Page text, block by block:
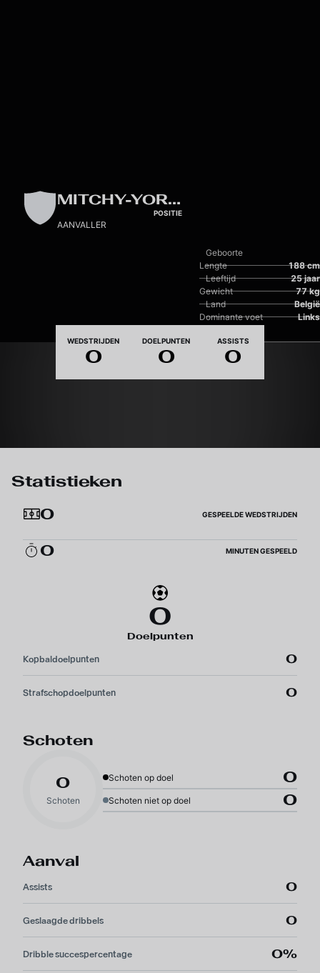
MITCHY-YORHAM NTELO
POSITIE
AANVALLER
Lengte 188 cm
Gewicht 77 kg
Dominante voet Links
Geboorte
Leeftijd 25 jaar
Land België
WEDSTRIJDEN
0
DOELPUNTEN
0
ASSISTS
0
Statistieken
0
GESPEELDE WEDSTRIJDEN
0 MINUTEN GESPEELD
0
Doelpunten
Kopbaldoelpunten 0
Strafschopdoelpunten 0
Schoten
0
Schoten
Schoten op doel 0
Schoten niet op doel 0
Aanval
Assists 0
Geslaagde dribbels 0
Dribble succespercentage 0%